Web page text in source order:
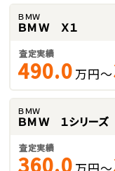
ＢＭＷ
ＢＭＷ Ｘ１
査定実績
490.0 万円～
ＢＭＷ
ＢＭＷ １シリーズ
査定実績
360.0